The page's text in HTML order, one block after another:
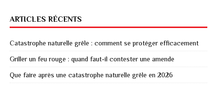
ARTICLES RÉCENTS
Catastrophe naturelle grêle : comment se protéger efficacement
Griller un feu rouge : quand faut-il contester une amende
Que faire après une catastrophe naturelle grêle en 2026